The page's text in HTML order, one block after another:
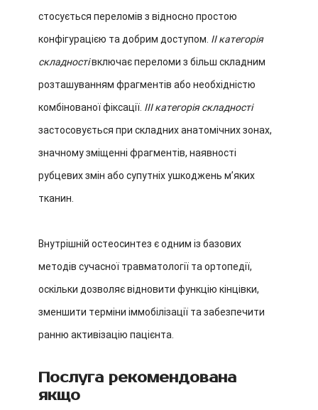
стосується переломів з відносно простою
конфігурацією та добрим доступом. ІІ категорія
складностівключає переломи з більш складним
розташуванням фрагментів або необхідністю
комбінованої фіксації. ІІІ категорія складності
застосовується при складних анатомічних зонах,
значному зміщенні фрагментів, наявності
рубцевих змін або супутніх ушкоджень м’яких
тканин.
Внутрішній остеосинтез є одним із базових
методів сучасної травматології та ортопедії,
оскільки дозволяє відновити функцію кінцівки,
зменшити терміни іммобілізації та забезпечити
ранню активізацію пацієнта.
Послуга рекомендована
якщо